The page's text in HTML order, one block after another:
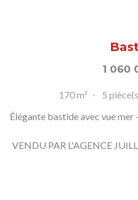
1 060
170 m² 5
Élégante bastide avec vue
VENDU PAR L'AGENCE